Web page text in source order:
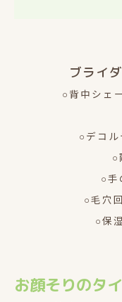
（税
ブライ
○背中シェ
腰
○デコ
○
○
○毛穴
○保
お顔そりのタ